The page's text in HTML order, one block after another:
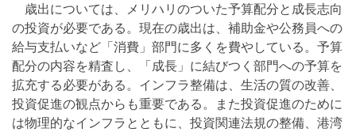
歳出については、メリハリのついた予算配分と成長志向
の投資が必要である。現在の歳出は、補助金や公務員への
給与支払いなど「消費」部門に多くを費やしている。予算
配分の内容を精査し、「成長」に結びつく部門への予算を
拡充する必要がある。インフラ整備は、生活の質の改善、
投資促進の観点からも重要である。また投資促進のために
は物理的なインフラとともに、投資関連法規の整備、港湾